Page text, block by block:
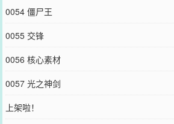
0054 僵尸王
0055 交锋
0056 核心素材
0057 光之神剑
上架啦！